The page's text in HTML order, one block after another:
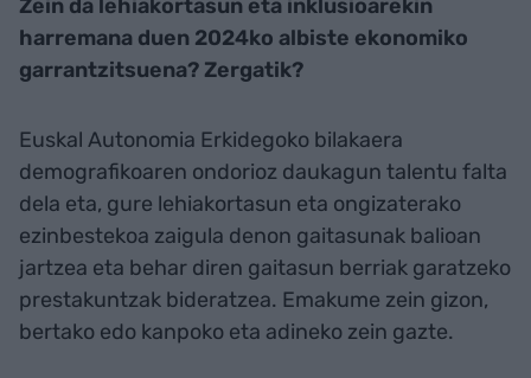
Zein da lehiakortasun eta inklusioarekin
harremana duen 2024ko albiste ekonomiko
garrantzitsuena? Zergatik?
Euskal Autonomia Erkidegoko bilakaera
demografikoaren ondorioz daukagun talentu falta
dela eta, gure lehiakortasun eta ongizaterako
ezinbestekoa zaigula denon gaitasunak balioan
jartzea eta behar diren gaitasun berriak garatzeko
prestakuntzak bideratzea. Emakume zein gizon,
bertako edo kanpoko eta adineko zein gazte.